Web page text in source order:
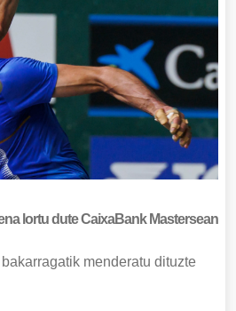
lortu dute CaixaBank Mastersean
menderatu dituzte